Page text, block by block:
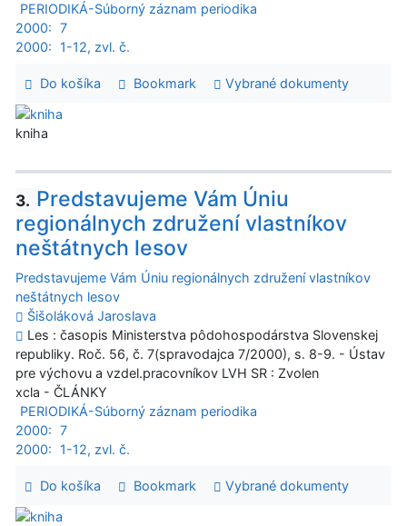
PERIODIKÁ-Súborný záznam periodika
2000: 7
2000:
1-12, zvl. č.
Do košíka Bookmark Vybrané dokumenty
kniha
3. Predstavujeme Vám Úniu
regionálnych združení vlastníkov
neštátnych lesov
Predstavujeme Vám Úniu regionálnych združení vlastníkov
neštátnych lesov
Šišoláková Jaroslava
Les : časopis Ministerstva pôdohospodárstva Slovenskej
republiky. Roč. 56, č. 7(spravodajca 7/2000), s. 8-9. - Ústav
pre výchovu a vzdel.pracovníkov LVH SR : Zvolen
xcla - ČLÁNKY
PERIODIKÁ-Súborný záznam periodika
2000: 7
2000:
1-12, zvl. č.
Do košíka Bookmark Vybrané dokumenty